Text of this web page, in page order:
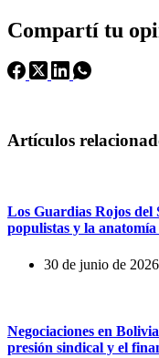
Compartí tu
Artículos
Los Guardias Rojos del
populistas y la
30 de junio de 2026
Negociaciones en
presión sindical y el